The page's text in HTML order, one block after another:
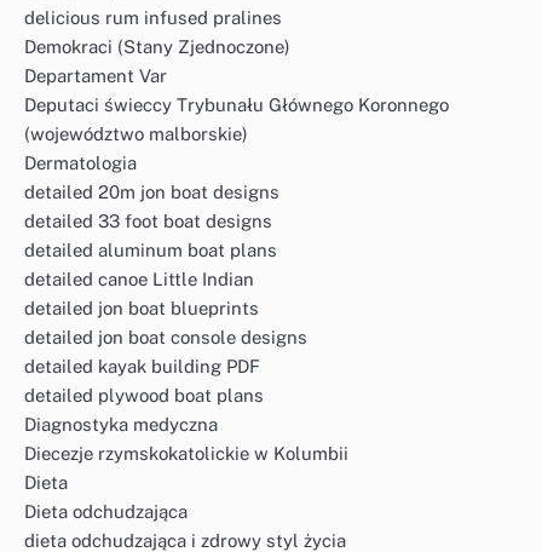
delicious rum infused pralines
Demokraci (Stany Zjednoczone)
Departament Var
Deputaci świeccy Trybunału Głównego Koronnego
(województwo malborskie)
Dermatologia
detailed 20m jon boat designs
detailed 33 foot boat designs
detailed aluminum boat plans
detailed canoe Little Indian
detailed jon boat blueprints
detailed jon boat console designs
detailed kayak building PDF
detailed plywood boat plans
Diagnostyka medyczna
Diecezje rzymskokatolickie w Kolumbii
Dieta
Dieta odchudzająca
dieta odchudzająca i zdrowy styl życia